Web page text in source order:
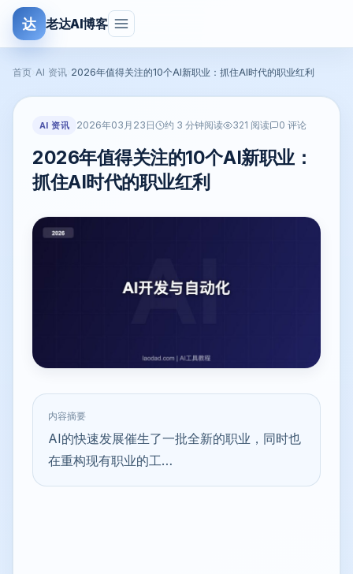
达 老达AI博客
首页 AI 资讯 2026年值得关注的10个AI新职业：抓住AI时代的职业红利
AI 资讯 2026年03月23日 约 3 分钟阅读 321 阅读 0 评论
2026年值得关注的10个AI新职业：
抓住AI时代的职业红利
内容摘要
AI的快速发展催生了一批全新的职业，同时也
在重构现有职业的工…